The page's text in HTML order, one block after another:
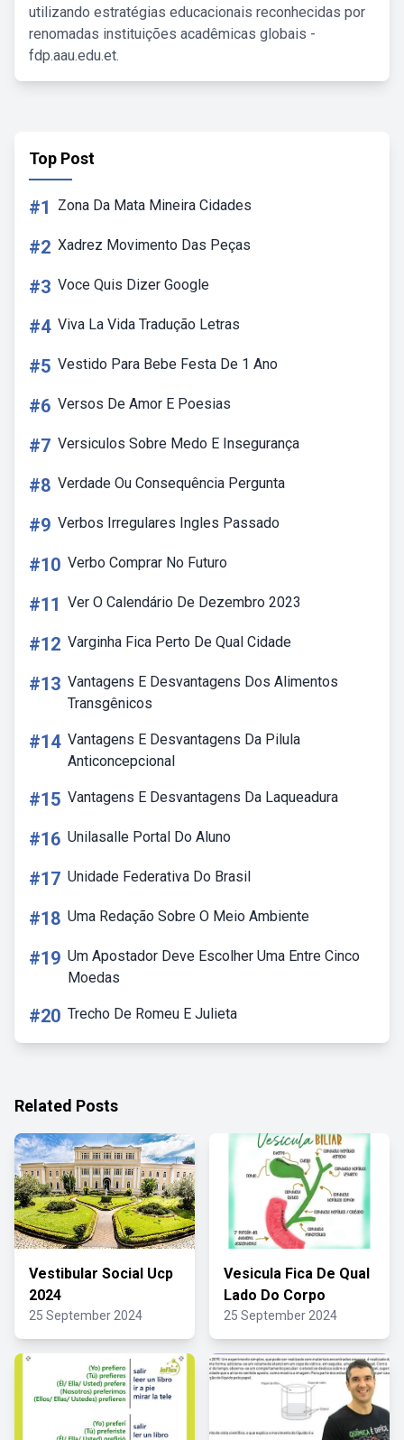
utilizando estratégias educacionais reconhecidas por
renomadas instituições acadêmicas globais -
fdp.aau.edu.et.
Top Post
#1 Zona Da Mata Mineira Cidades
#2 Xadrez Movimento Das Peças
#3 Voce Quis Dizer Google
#4 Viva La Vida Tradução Letras
#5 Vestido Para Bebe Festa De 1 Ano
#6 Versos De Amor E Poesias
#7 Versiculos Sobre Medo E Insegurança
#8 Verdade Ou Consequência Pergunta
#9 Verbos Irregulares Ingles Passado
#10 Verbo Comprar No Futuro
#11 Ver O Calendário De Dezembro 2023
#12 Varginha Fica Perto De Qual Cidade
#13 Vantagens E Desvantagens Dos Alimentos
Transgênicos
#14 Vantagens E Desvantagens Da Pilula
Anticoncepcional
#15 Vantagens E Desvantagens Da Laqueadura
#16 Unilasalle Portal Do Aluno
#17 Unidade Federativa Do Brasil
#18 Uma Redação Sobre O Meio Ambiente
#19 Um Apostador Deve Escolher Uma Entre Cinco
Moedas
#20 Trecho De Romeu E Julieta
Related Posts
Vestibular Social Ucp
2024
25 September 2024
Vesicula Fica De Qual
Lado Do Corpo
25 September 2024